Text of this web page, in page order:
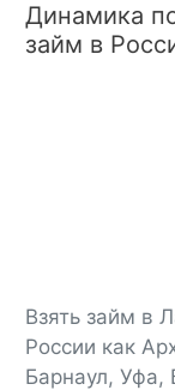
Динамика
займ в
Взять займ в
России как
Барнаул, Уфа,